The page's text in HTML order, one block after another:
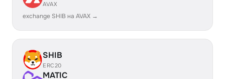
AVAX
exchange SHIB на AVAX →
SHIB
ERC20
MATIC